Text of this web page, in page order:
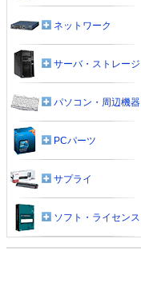
ネットワーク
サーバ・ストレージ
パソコン・周辺機器
PCパーツ
サプライ
ソフト・ライセンス